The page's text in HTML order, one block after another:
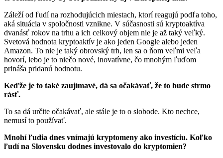
Záleží od ľudí na rozhodujúcich miestach, ktorí reagujú podľa toho,
aká situácia v spoločnosti vznikne. V súčasnosti sú kryptoaktíva
dvanásť rokov na trhu a ich celkový objem nie je až taký veľký.
Svetová hodnota kryptoaktív je ako jeden Google alebo jeden
Amazon. To nie je taký obrovský trh, len sa o ňom veľmi veľa
hovorí, lebo je to niečo nové, inovatívne, čo mnohým ľuďom
prináša pridanú hodnotu.
Keďže je to také zaujímavé, dá sa očakávať, že to bude strmo
rásť.
To sa dá určite očakávať, ale stále je to o slobode. Kto nechce,
nemusí to používať.
Mnohí ľudia dnes vnímajú kryptomeny ako investíciu. Koľko
ľudí na Slovensku dodnes investovalo do kryptomien?